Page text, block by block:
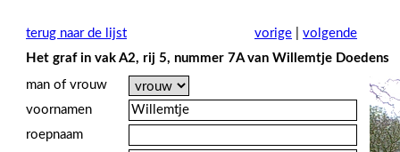
terug naar de lijst vorige
volgende
Het graf in vak A2, rij 5, nummer 7A van Willemtje Doedens
man of vrouw
voornamen
roepnaam